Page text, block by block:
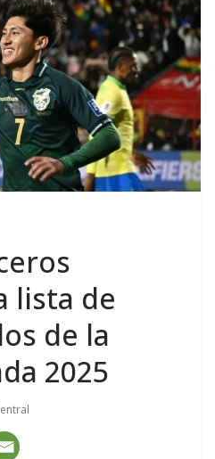
lista de
de la
2025